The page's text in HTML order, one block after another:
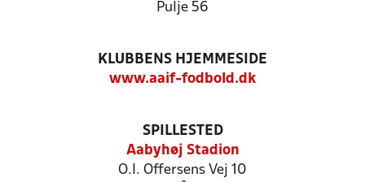
Pulje 56
KLUBBENS HJEMMESIDE
www.aaif-fodbold.dk
SPILLESTED
Aabyhøj Stadion
O.I. Offersens Vej 10